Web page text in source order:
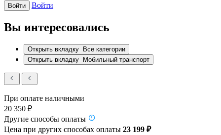
Войти Войти
Вы интересовались
Открыть вкладку
Все категории
Открыть вкладку
Мобильный транспорт
При оплате наличными
20 350 ₽
Другие способы оплаты
Цена при других способах оплаты 23 199 ₽